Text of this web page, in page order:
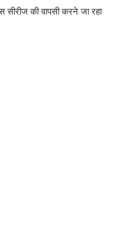
धूम
Vivo
सीरीज की वापसी करने जा रहा